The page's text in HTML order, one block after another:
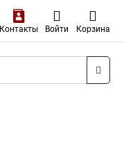
Контакты Войти Корзина